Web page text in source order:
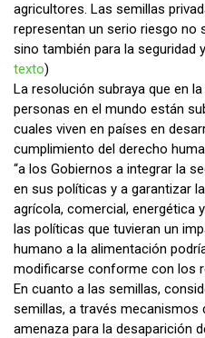
agricultores. Las semillas
representan un serio riesgo no
sino también para la seguridad
texto)
La resolución subraya que en
personas en el mundo están
cuales viven en países en
cumplimiento del derecho
“a los Gobiernos a integrar la
en sus políticas y a garantizar
agrícola, comercial, energética
las políticas que tuvieran un
humano a la alimentación
modificarse conforme con los
En cuanto a las semillas,
semillas, a través mecanismos
amenaza para la desaparición